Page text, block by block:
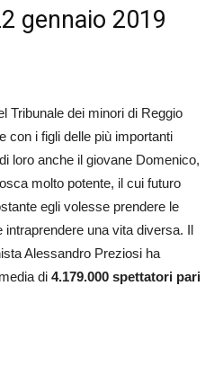
gennaio 2019
Tribunale dei minori di Reggio
con i figli delle più importanti
loro anche il giovane Domenico,
molto potente, il cui futuro
egli volesse prendere le
una vita diversa. Il
Alessandro Preziosi ha
di 4.179.000 spettatori pari